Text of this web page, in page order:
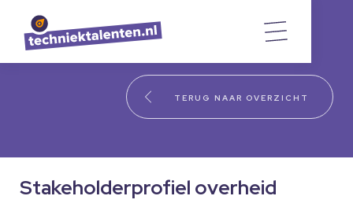
TERUG NAAR OVERZICHT
Stakeholderprofiel overheid